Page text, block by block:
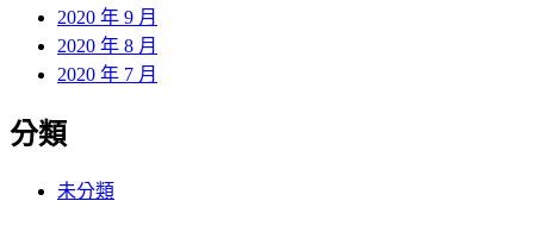
2020 年 9 月
2020 年 8 月
2020 年 7 月
分類
未分類